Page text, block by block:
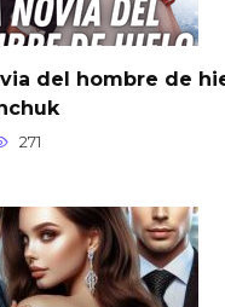
del hombre de
271